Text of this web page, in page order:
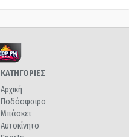
ΚΑΤΗΓΟΡΙΕΣ
Αρχική
Ποδόσφαιρο
Μπάσκετ
Αυτοκίνητο